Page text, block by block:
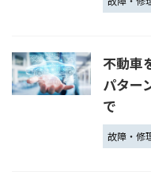
不動車
パター
で
故障・修